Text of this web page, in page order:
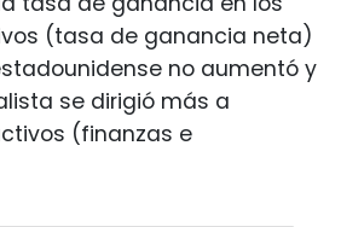
(tasa de ganancia neta)
no aumentó y
se dirigió más a
(finanzas e